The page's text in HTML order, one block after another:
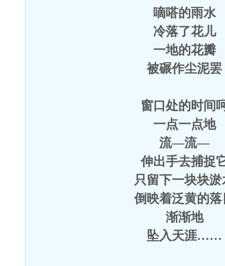
嘀嗒的雨水
冷落了花儿
一地的花瓣
被碾作尘泥罢
窗口处的时间
一点一点地
流—流—
伸出手去捕捉
只留下一块块淤
倒映着泛黄的落
渐渐地
坠入天涯……